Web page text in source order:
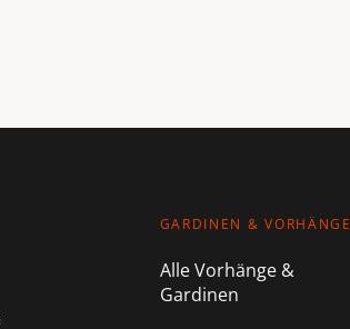
GARDINEN & VORHÄNGE
Alle Vorhänge &
Gardinen